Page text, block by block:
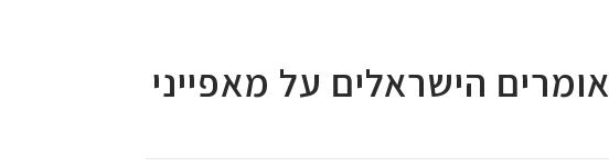
הישראלים על מאפייני